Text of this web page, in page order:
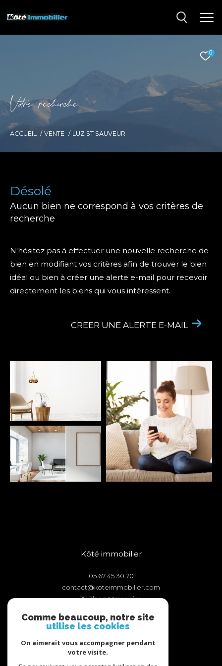
0
Vore recece
ACCUEIL VENTE LUZ ST SAUVEUR
Désolé
Aucun bien ne correspond à vos critères de
recherche
N'hésitez pas à effectuer une nouvelle recherche de
bien en modifiant vos critères afin de trouver le bien
idéal ou bien à créer une alerte e-mail pour recevoir
directement les biens qui vous intéressent.
CREER UNE ALERTE E-MAIL
Kôté immobilier
05 67 45 30 70
contact@koteimmobilier.com
27 Place Marcadieu
Comme beaucoup, notre site
utilise les cookies
On aimerait vous accompagner pendant
votre visite.